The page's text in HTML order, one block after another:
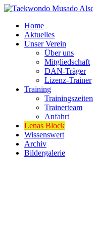
Home
Aktuelles
Unser Verein
Über uns
Mitgliedschaft
DAN-Träger
Lizenz-Trainer
Training
Trainingszeiten
Trainerteam
Anfahrt
Lenas Block
Wissenswert
Archiv
Bildergalerie